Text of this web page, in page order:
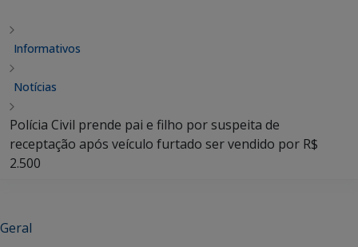
Informativos
Notícias
Polícia Civil prende pai e filho por suspeita de
receptação após veículo furtado ser vendido por R$
2.500
Geral